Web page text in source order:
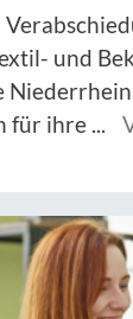
und
für ihre ...